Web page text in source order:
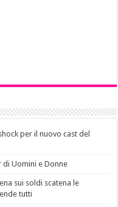
per il nuovo cast del
Uomini e Donne
sui soldi scatena le
tutti